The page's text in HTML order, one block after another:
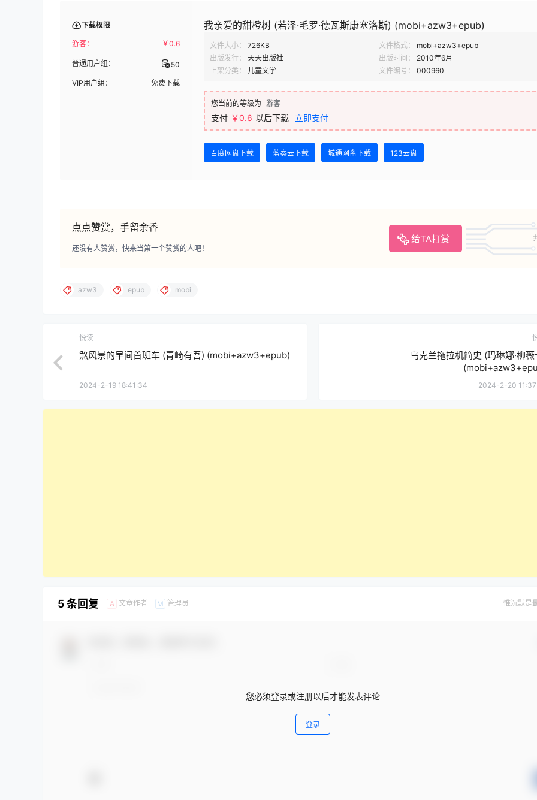
下载权限
游客： ￥0.6
普通用户组： 50
VIP用户组： 免费下载
我亲爱的甜橙树 (若泽·毛罗·德瓦斯康塞洛斯) (mobi+azw3+epub)
文件大小： 726KB 文件格式：
mobi+azw3+epub
出版发行：
天天出版社 出版时间：
2010年6月
上架分类：
儿童文学 文件编号： 000960
您当前的等级为 游客
支付 ￥0.6 以后下载 立即支付
百度网盘下载 蓝奏云下载 城通网盘下载 123云盘
点点赞赏，手留余香
给TA打赏
还没有人赞赏，快来当第一个赞赏的人吧！
azw3 epub mobi
悦读
煞风景的早间首班车 (青崎有吾) (mobi+azw3+epub)
2024-2-19 18:41:34
乌克兰拖拉机简史 (玛琳娜·柳薇
2024-2-20
5 条回复 A 文章作者 M 管理员 惟沉默是
您必须登录或注册以后才能发表评论
登录